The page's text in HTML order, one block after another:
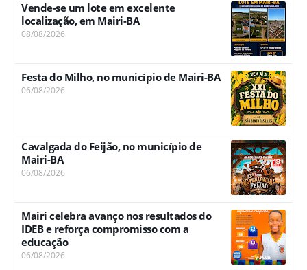
Vende-se um lote em excelente
localização, em Mairi-BA
08/08/2026
Festa do Milho, no município de Mairi-BA
06/08/2026
Cavalgada do Feijão, no município de
Mairi-BA
06/08/2026
Mairi celebra avanço nos resultados do
IDEB e reforça compromisso com a
educação
06/08/2026